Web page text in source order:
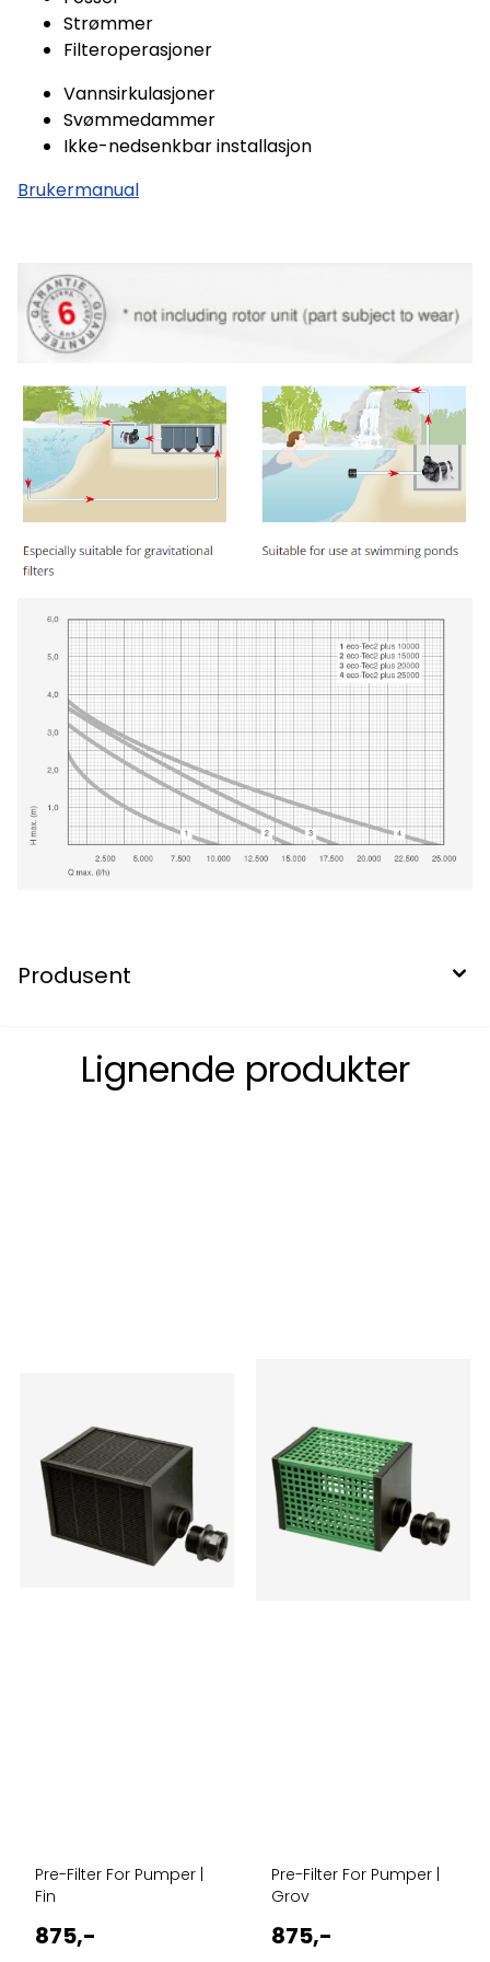
Strømmer
Filteroperasjoner
Vannsirkulasjoner
Svømmedammer
Ikke-nedsenkbar installasjon
Brukermanual
Produsent
Lignende produkter
Pre-Filter For Pumper |
Fin
875,-
Pre-Filter For Pumper |
Grov
875,-